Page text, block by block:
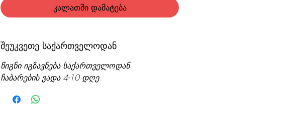
კალათში დამატება
შეუკვეთე საქართველოდან
წიგნი იგზავნება საქართველოდან
ჩაბარების ვადა 4-10 დღე